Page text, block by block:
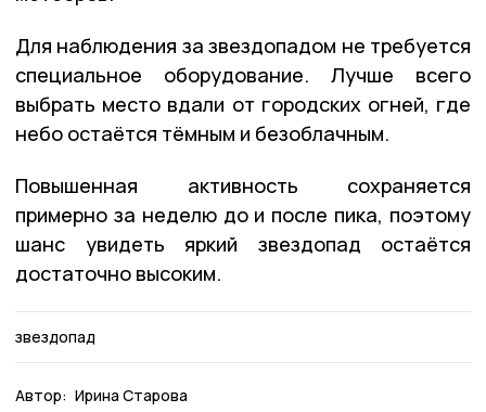
Для наблюдения за звездопадом не требуется
специальное оборудование. Лучше всего
выбрать место вдали от городских огней, где
небо остаётся тёмным и безоблачным.
Повышенная активность сохраняется
примерно за неделю до и после пика, поэтому
шанс увидеть яркий звездопад остаётся
достаточно высоким.
звездопад
Автор: Ирина Старова